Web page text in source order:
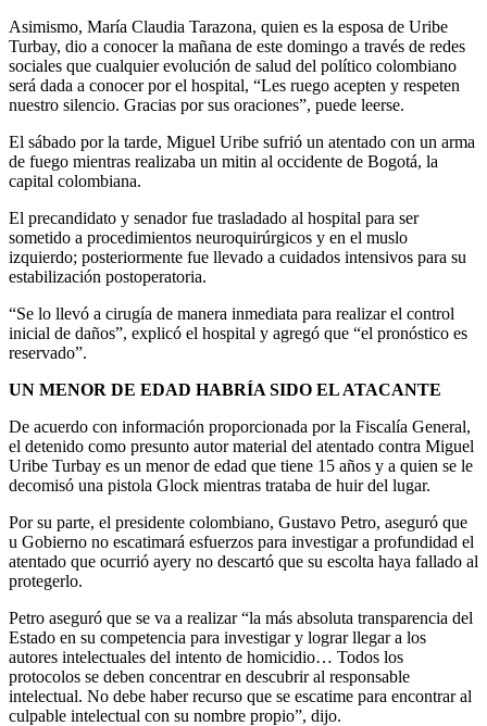
Asimismo, María Claudia Tarazona, quien es la esposa de Uribe
Turbay, dio a conocer la mañana de este domingo a través de redes
sociales que cualquier evolución de salud del político colombiano
será dada a conocer por el hospital, “Les ruego acepten y respeten
nuestro silencio. Gracias por sus oraciones”, puede leerse.
El sábado por la tarde, Miguel Uribe sufrió un atentado con un arma
de fuego mientras realizaba un mitin al occidente de Bogotá, la
capital colombiana.
El precandidato y senador fue trasladado al hospital para ser
sometido a procedimientos neuroquirúrgicos y en el muslo
izquierdo; posteriormente fue llevado a cuidados intensivos para su
estabilización postoperatoria.
“Se lo llevó a cirugía de manera inmediata para realizar el control
inicial de daños”, explicó el hospital y agregó que “el pronóstico es
reservado”.
UN MENOR DE EDAD HABRÍA SIDO EL ATACANTE
De acuerdo con información proporcionada por la Fiscalía General,
el detenido como presunto autor material del atentado contra Miguel
Uribe Turbay es un menor de edad que tiene 15 años y a quien se le
decomisó una pistola Glock mientras trataba de huir del lugar.
Por su parte, el presidente colombiano, Gustavo Petro, aseguró que
u Gobierno no escatimará esfuerzos para investigar a profundidad el
atentado que ocurrió ayery no descartó que su escolta haya fallado al
protegerlo.
Petro aseguró que se va a realizar “la más absoluta transparencia del
Estado en su competencia para investigar y lograr llegar a los
autores intelectuales del intento de homicidio… Todos los
protocolos se deben concentrar en descubrir al responsable
intelectual. No debe haber recurso que se escatime para encontrar al
culpable intelectual con su nombre propio”, dijo.